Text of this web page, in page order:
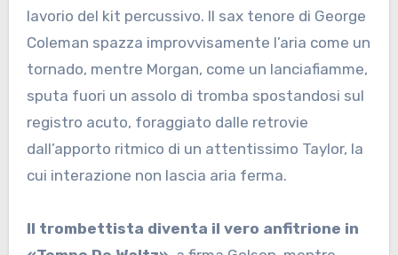
lavorio del kit percussivo. Il sax tenore di George
Coleman spazza improvvisamente l’aria come un
tornado, mentre Morgan, come un lanciafiamme,
sputa fuori un assolo di tromba spostandosi sul
registro acuto, foraggiato dalle retrovie
dall’apporto ritmico di un attentissimo Taylor, la
cui interazione non lascia aria ferma.
Il trombettista diventa il vero anfitrione in